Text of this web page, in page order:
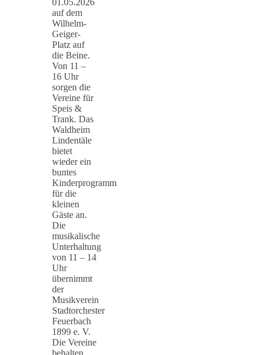
01.05.2026
auf dem
Wilhelm-
Geiger-
Platz auf
die Beine.
Von 11 –
16 Uhr
sorgen die
Vereine für
Speis &
Trank. Das
Waldheim
Lindentäle
bietet
wieder ein
buntes
Kinderprogramm
für die
kleinen
Gäste an.
Die
musikalische
Unterhaltung
von 11 – 14
Uhr
übernimmt
der
Musikverein
Stadtorchester
Feuerbach
1899 e. V.
Die Vereine